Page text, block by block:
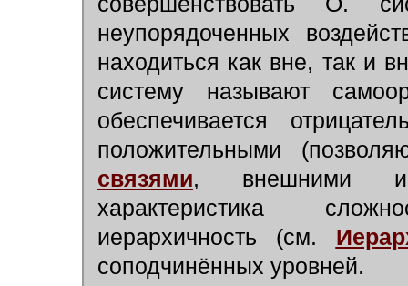
неупорядоченных
находиться как вне, так и
систему называют
обеспечивается
положительными
связями, внешними и
характеристика
иерархичность (см.
соподчинённых уровней.